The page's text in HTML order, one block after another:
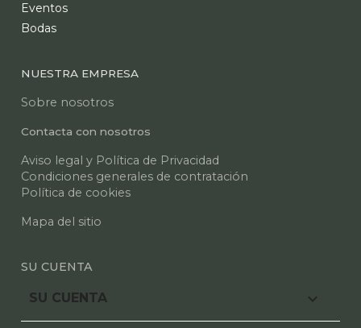
Eventos
Bodas
NUESTRA EMPRESA
Sobre nosotros
Contacta con nosotros
Aviso legal y Política de Privacidad
Condiciones generales de contratación
Política de cookies
Mapa del sitio
SU CUENTA
SU CUENTA 